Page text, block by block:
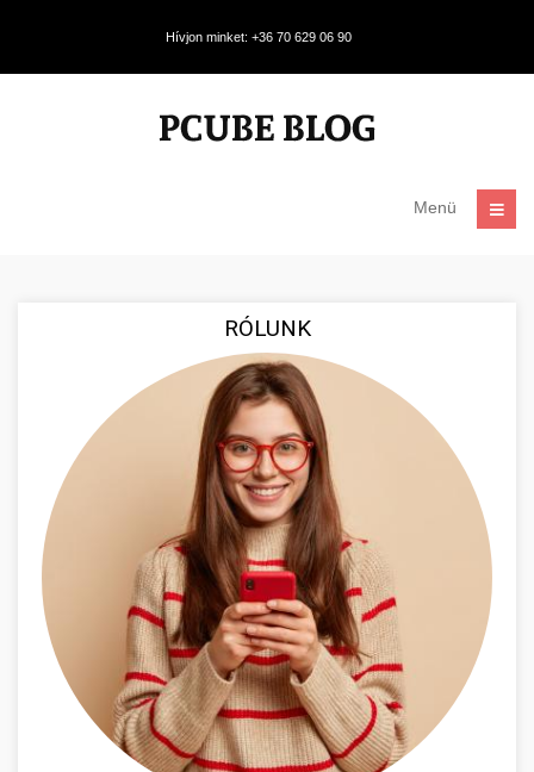
Hívjon minket: +36 70 629 06 90
Menü
RÓLUNK